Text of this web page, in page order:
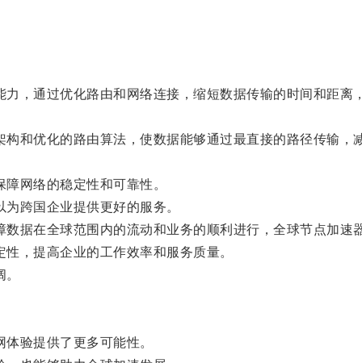
通过优化路由和网络连接，缩短数据传输的时间和距离
优化的路由算法，使数据能够通过最直接的路径传输，
网络的稳定性和可靠性。
跨国企业提供更好的服务。
在全球范围内的流动和业务的顺利进行，全球节点加速
，提高企业的工作效率和服务质量。
验提供了更多可能性。